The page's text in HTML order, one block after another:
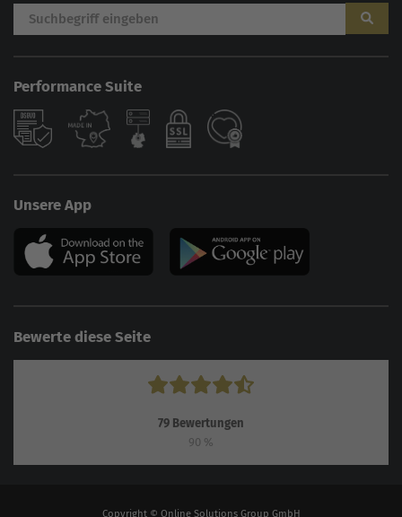
Performance Suite
Unsere App
Bewerte diese Seite
79 Bewertungen
90 %
Copyright © Online Solutions Group GmbH